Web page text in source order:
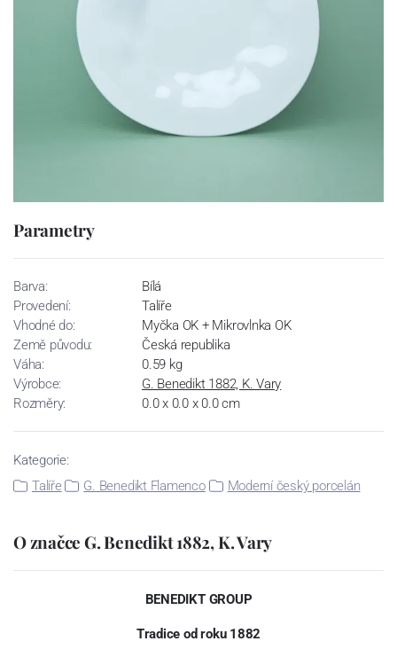
Parametry
Barva:
Bílá
Provedení:
Talíře
Vhodné do:
Myčka OK + Mikrovlnka OK
Země původu:
Česká republika
Váha:
0.59 kg
Výrobce:
G. Benedikt 1882, K. Vary
Rozměry:
0.0 x 0.0 x 0.0 cm
Kategorie:
Talíře
G. Benedikt Flamenco Moderní český porcelán
O značce G. Benedikt 1882, K. Vary
BENEDIKT GROUP
Tradice od roku 1882